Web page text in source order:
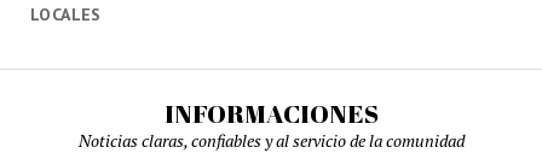
LOCALES
INFORMACIONES
Noticias claras, confiables y al servicio de la comunidad